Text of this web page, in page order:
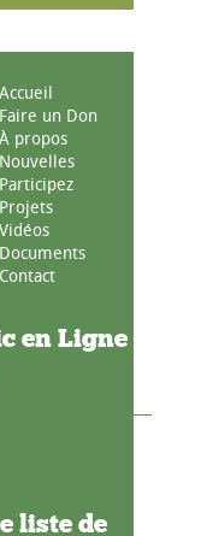
Accueil
Faire un Don
À propos
Nouvelles
Participez
Projets
Vidéos
Documents
Contact
en Ligne
liste de